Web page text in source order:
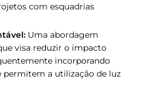
com esquadrias
Uma abordagem
visa reduzir o impacto
incorporando
permitem a utilização de luz